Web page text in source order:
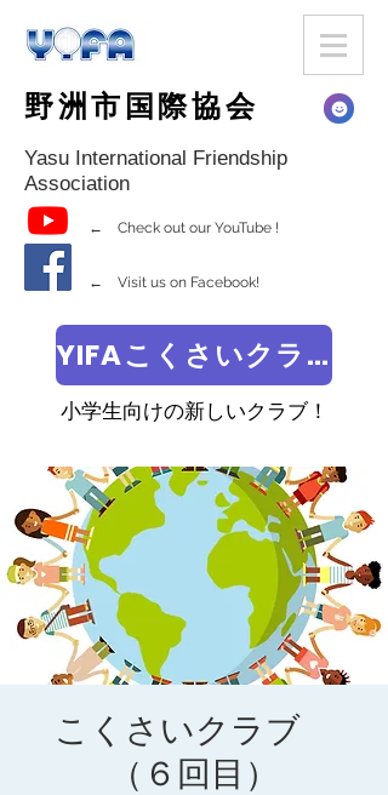
野洲市国際協会
Yasu International Friendship
Association
← Check out our YouTube !
← Visit us on Facebook!
YIFAこくさいクラブ
小学生向けの新しいクラブ！
こくさいクラブ
（６回目）